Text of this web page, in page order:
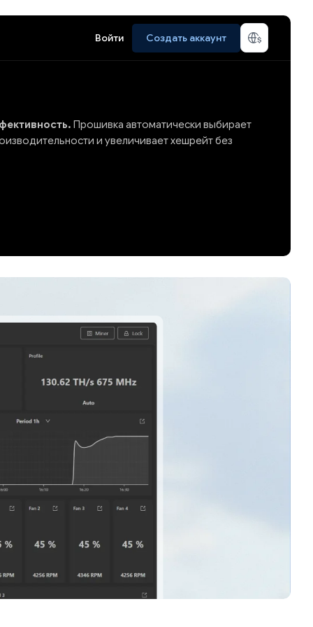
Войти Создать аккаунт
Прошивка автоматически выбирает
и увеличивает хешрейт без